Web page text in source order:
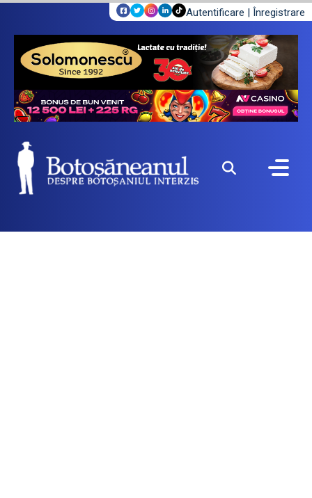
Autentificare | Înregistrare